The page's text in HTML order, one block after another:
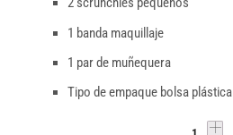
1 banda maquillaje
1 par de muñequera
Tipo de empaque bolsa plástica